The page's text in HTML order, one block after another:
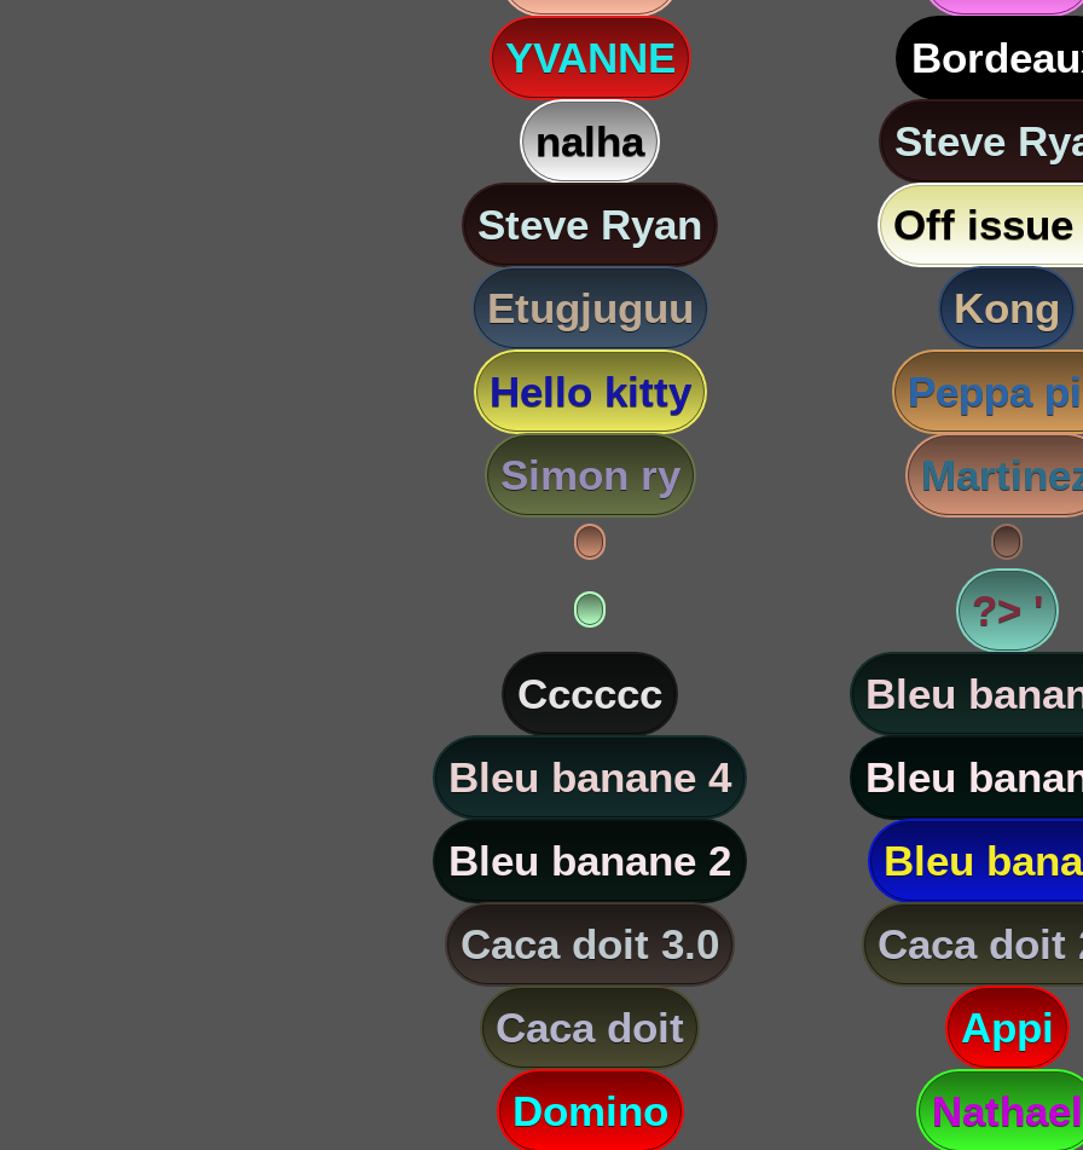
YVANNE
nalha
Steve
Steve Ryan
Off
Etugjuguu
Kong
Hello kitty
Peppa
Simon ry
?> '
Cccccc
Bleu
Bleu banane 4
Bleu
Bleu banane 2
Bleu
Caca doit 3.0
Caca doit
Caca doit
Appi
Domino
Nathael